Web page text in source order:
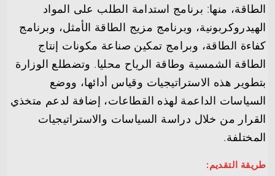
الطاقة، منها: برنامج استدامة الطلب على المواد
الهيدروكربونية، وبرنامج مزيج الطاقة الأمثل، وبرنامج
كفاءة الطاقة، وبرامج تمكين صناعة مكونات إنتاج
الطاقة الشمسية وطاقة الرياح محليا. وتضطلع الوزارة
بتطوير هذه الاستراتيجيات وقياس أدائها، ووضع
السياسات الداعمة لهذه القطاعات، إضافة لدعم متخذي
القرار من خلال دراسة السياسات والاستراتيجيات
المختلفة.
طريقة التقديم: